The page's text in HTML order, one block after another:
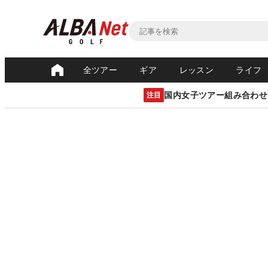
全ツアー ギア レッスン ライフ
注目 国内女子ツアー組み合わせ